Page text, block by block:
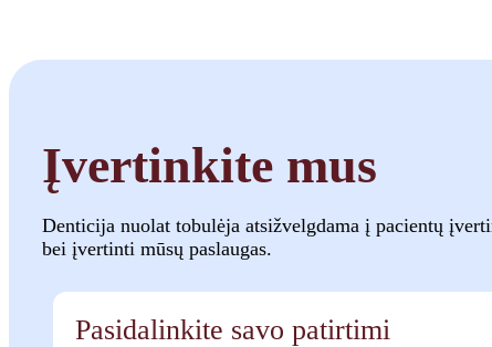
Įvertinkite mus
Denticija nuolat tobulėja atsižvelgdama į pacientų
bei įvertinti mūsų paslaugas.
Pasidalinkite savo patirtimi